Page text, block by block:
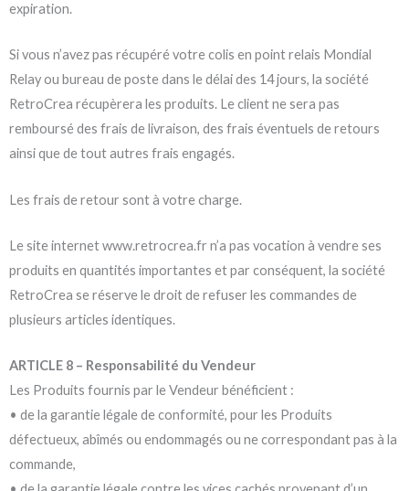
expiration.
Si vous n’avez pas récupéré votre colis en point relais Mondial
Relay ou bureau de poste dans le délai des 14 jours, la société
RetroCrea récupèrera les produits. Le client ne sera pas
remboursé des frais de livraison, des frais éventuels de retours
ainsi que de tout autres frais engagés.
Les frais de retour sont à votre charge.
Le site internet www.retrocrea.fr n’a pas vocation à vendre ses
produits en quantités importantes et par conséquent, la société
RetroCrea se réserve le droit de refuser les commandes de
plusieurs articles identiques.
ARTICLE 8 – Responsabilité du Vendeur
Les Produits fournis par le Vendeur bénéficient :
• de la garantie légale de conformité, pour les Produits
défectueux, abîmés ou endommagés ou ne correspondant pas à la
commande,